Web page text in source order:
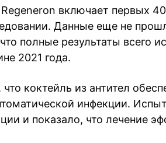
включает первых
Данные еще не
полные результаты всего
2021 года.
коктейль из антител
инфекции.
и показало, что лечение